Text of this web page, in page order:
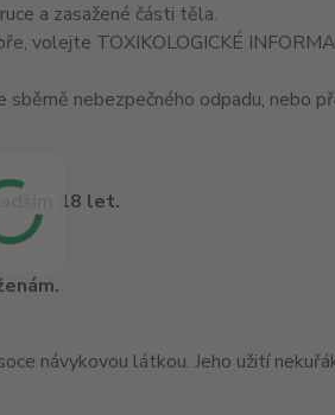
a zasažené části těla.
volejte TOXIKOLOGICKÉ
nebezpečného odpadu, nebo
18 let.
návykovou látkou. Jeho užití